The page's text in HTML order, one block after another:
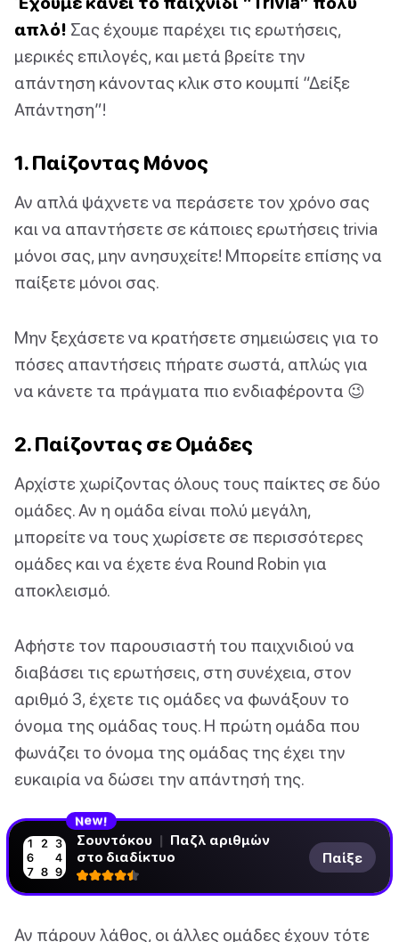
απλό! Σας έχουμε παρέχει τις ερωτήσεις,
μερικές επιλογές, και μετά βρείτε την
απάντηση κάνοντας κλικ στο κουμπί “Δείξε
Απάντηση”!
1. Παίζοντας Μόνος
Αν απλά ψάχνετε να περάσετε τον χρόνο σας
και να απαντήσετε σε κάποιες ερωτήσεις trivia
μόνοι σας, μην ανησυχείτε! Μπορείτε επίσης να
παίξετε μόνοι σας.
Μην ξεχάσετε να κρατήσετε σημειώσεις για το
πόσες απαντήσεις πήρατε σωστά, απλώς για
να κάνετε τα πράγματα πιο ενδιαφέροντα 😉
2. Παίζοντας σε Ομάδες
Αρχίστε χωρίζοντας όλους τους παίκτες σε δύο
ομάδες. Αν η ομάδα είναι πολύ μεγάλη,
μπορείτε να τους χωρίσετε σε περισσότερες
ομάδες και να έχετε ένα Round Robin για
αποκλεισμό.
Αφήστε τον παρουσιαστή του παιχνιδιού να
διαβάσει τις ερωτήσεις, στη συνέχεια, στον
αριθμό 3, έχετε τις ομάδες να φωνάξουν το
όνομα της ομάδας τους. Η πρώτη ομάδα που
φωνάζει το όνομα της ομάδας της έχει την
ευκαιρία να δώσει την απάντησή της.
New!
Σουντόκου | Παζλ αριθμών
στο διαδίκτυο
Παίξε
Αν πάρουν λάθος, οι άλλες ομάδες έχουν τότε